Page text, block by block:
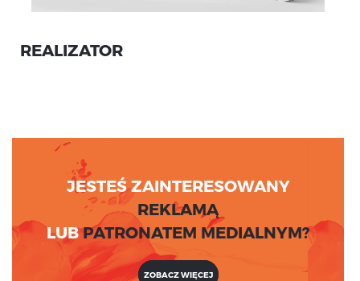
REALIZATOR
JESTEŚ ZAINTERESOWANY
REKLAMĄ
LUBPATRONATEM MEDIALNYM?
ZOBACZ WIĘCEJ